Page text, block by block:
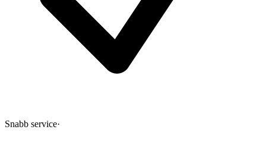
Snabb service·